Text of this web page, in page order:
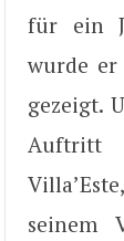
für ein
wurde
gezeigt.
Auftritt
seinem